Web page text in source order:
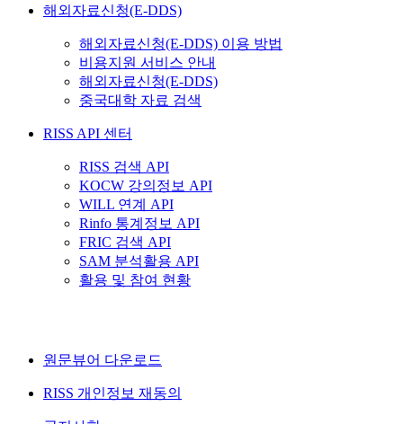
해외자료신청(E-DDS)
해외자료신청(E-DDS) 이용 방법
비용지원 서비스 안내
해외자료신청(E-DDS)
중국대학 자료 검색
RISS API 센터
RISS 검색 API
KOCW 강의정보 API
WILL 연계 API
Rinfo 통계정보 API
FRIC 검색 API
SAM 분석활용 API
활용 및 참여 현황
원문뷰어 다운로드
RISS 개인정보 재동의